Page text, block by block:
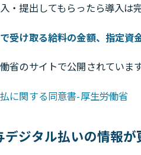
・提出してもらったら導入は
受け取る給料の金額、指定資
省のサイトで公開されていま
に関する同意書-厚生労働省
デジタル払いの情報